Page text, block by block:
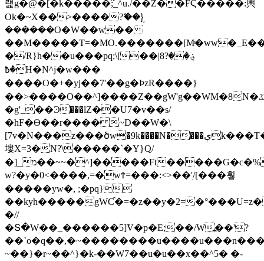
럝g�@�[�k�����߬;_^u./��Z��FϚ�����:輿
Ok�~X��>����?ޭ��}ܱ
������O�W��w��
�/R}h��u���pq;\[��|8؋��?
�߿H�N^j�w���
����O�+�yj��7'��g�ÞzR����}
��>����O��^]����Z��gW'g��WM�8N�ػ���W���y�3x8�wv׃�އ���Umz�{~^�m���M�~����������xrp��N�՛@�th��O�j�k���,�bxsf�^����������֏���w޴~F޳���×�������W�������A
�g'_��Ͽ���lZ��U7�v��s/
�hF�ϴ��r���� ~D��W�\
[7v�N���z���ծw�9k����N����ېk���T�"��Ϯ�g�W��]t/w�
塿X=3�N?\�����`�Y}Q/
�]_מ��~~�^]�����Ft�����G�c�%�M��?
w?�y�0<����,=�wϮ=���:<>��'ִ/[���훻
�����yw�, ;�pq}
��kyh�����gWƇ�=�z��y�2=
�//
�Տ�W��_������5]ܽV�p�E;��/W߽��'?
~��}�r~��^}�k-��W7��u�u��x��^5� �-